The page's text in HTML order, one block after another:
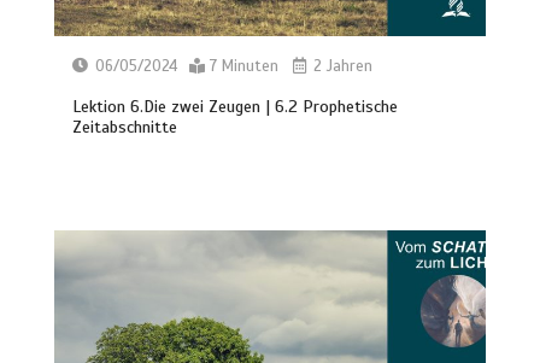
06/05/2024 7 Minuten 2 Jahren
Lektion 6.Die zwei Zeugen | 6.2 Prophetische
Zeitabschnitte